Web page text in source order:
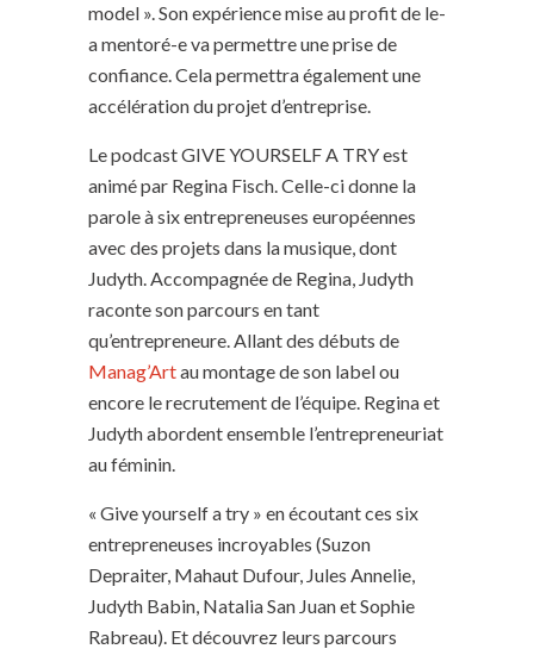
model ». Son expérience mise au profit de le-
a mentoré-e va permettre une prise de
confiance. Cela permettra également une
accélération du projet d’entreprise.
Le podcast GIVE YOURSELF A TRY est
animé par Regina Fisch. Celle-ci donne la
parole à six entrepreneuses européennes
avec des projets dans la musique, dont
Judyth. Accompagnée de Regina, Judyth
raconte son parcours en tant
qu’entrepreneure. Allant des débuts de
Manag’Artau montage de son label ou
encore le recrutement de l’équipe. Regina et
Judyth abordent ensemble l’entrepreneuriat
au féminin.
« Give yourself a try » en écoutant ces six
entrepreneuses incroyables (Suzon
Depraiter, Mahaut Dufour, Jules Annelie,
Judyth Babin, Natalia San Juan et Sophie
Rabreau). Et découvrez leurs parcours